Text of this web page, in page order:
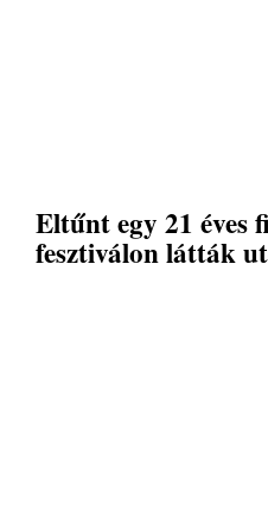
Eltűnt egy 21 éves
fesztiválon látták